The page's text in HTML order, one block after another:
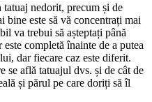
tatuaj nedorit, precum și de
bine este să vă concentrați mai
va trebui să așteptați până
completă înainte de a putea
dar fiecare caz este diferit.
se află tatuajul dvs. și de cât de
și părul pe care doriți să îl